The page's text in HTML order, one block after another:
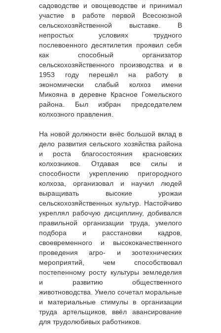
садоводстве и овощеводстве и принимал
участие в работе первой Всесоюзной
сельскохозяйственной выставке. В
непростых условиях трудного
послевоенного десятилетия проявил себя
как способный организатор
сельскохозяйственного производства и в
1953 году перешёл на работу в
экономически слабый колхоз имени
Микояна в деревне Красное Гомельского
района. Был избран председателем
колхозного правления.
На новой должности внёс большой вклад в
дело развития сельского хозяйства района
и роста благосостояния красновских
колхозников. Отдавая все силы и
способности укреплению пригородного
колхоза, организовал и научил людей
выращивать высокие урожаи
сельскохозяйственных культур. Настойчиво
укреплял рабочую дисциплину, добивался
правильной организации труда, умелого
подбора и расстановки кадров,
своевременного и высококачественного
проведения агро- и зоотехнических
мероприятий, чем способствовал
постепенному росту культуры земледелия
и развитию общественного
животноводства. Умело сочетал моральные
и материальные стимулы в организации
труда артельщиков, ввёл авансирование
для трудолюбивых работников.